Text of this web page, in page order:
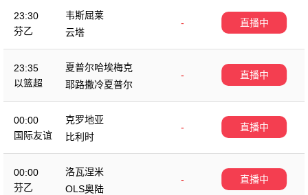
23:30
芬乙
韦斯屈莱
-
云塔
直播中
23:35
以篮超
夏普尔哈埃梅克
-
耶路撒冷夏普尔
直播中
00:00
国际友谊
克罗地亚
-
比利时
直播中
00:00
芬乙
洛瓦涅米
-
OLS奥陆
直播中